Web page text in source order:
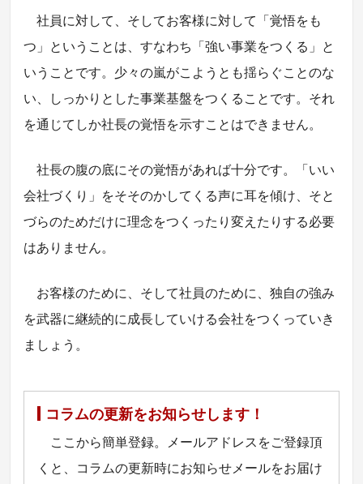
社員に対して、そしてお客様に対して「覚悟をも
つ」ということは、すなわち「強い事業をつくる」と
いうことです。少々の嵐がこようとも揺らぐことのな
い、しっかりとした事業基盤をつくることです。それ
を通じてしか社長の覚悟を示すことはできません。
社長の腹の底にその覚悟があれば十分です。「いい
会社づくり」をそそのかしてくる声に耳を傾け、そと
づらのためだけに理念をつくったり変えたりする必要
はありません。
お客様のために、そして社員のために、独自の強み
を武器に継続的に成長していける会社をつくっていき
ましょう。
コラムの更新をお知らせします！
ここから簡単登録。メールアドレスをご登録頂
くと、コラムの更新時にお知らせメールをお届け